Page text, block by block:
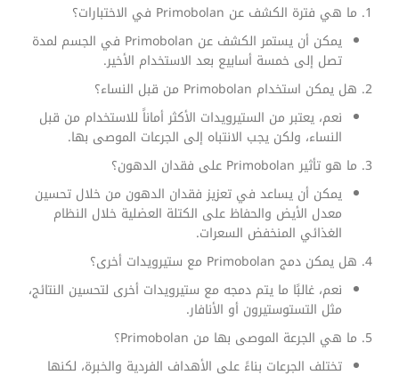
ما هي فترة الكشف عن Primobolan في الاختبارات؟
يمكن أن يستمر الكشف عن Primobolan في الجسم لمدة
تصل إلى خمسة أسابيع بعد الاستخدام الأخير.
هل يمكن استخدام Primobolan من قبل النساء؟
نعم، يعتبر من الستيرويدات الأكثر أماناً للاستخدام من قبل
النساء، ولكن يجب الانتباه إلى الجرعات الموصى بها.
ما هو تأثير Primobolan على فقدان الدهون؟
يمكن أن يساعد في تعزيز فقدان الدهون من خلال تحسين
معدل الأيض والحفاظ على الكتلة العضلية خلال النظام
الغذائي المنخفض السعرات.
هل يمكن دمج Primobolan مع ستيرويدات أخرى؟
نعم، غالبًا ما يتم دمجه مع ستيرويدات أخرى لتحسين النتائج،
مثل التستوستيرون أو الأنافار.
ما هي الجرعة الموصى بها من Primobolan؟
تختلف الجرعات بناءً على الأهداف الفردية والخبرة، لكنها